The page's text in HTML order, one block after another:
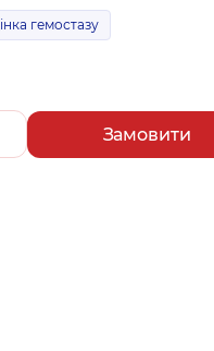
гемостазу
Замовити